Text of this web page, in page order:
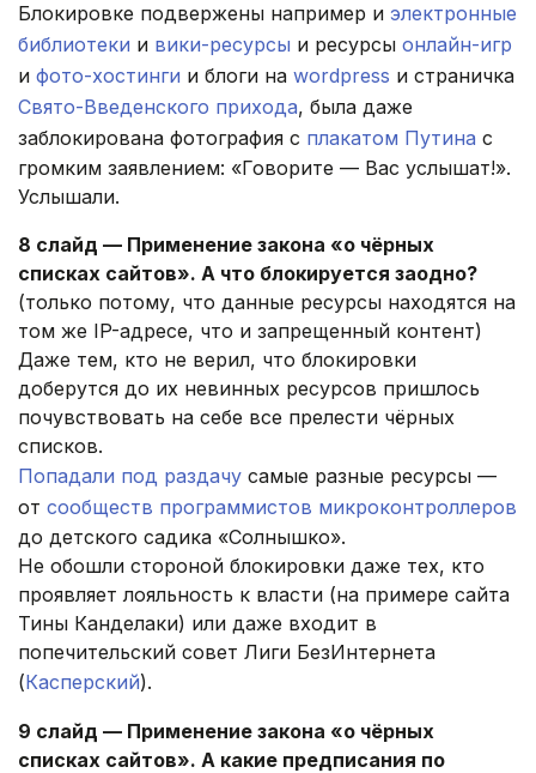
Блокировке подвержены например и электронные
библиотеки и вики-ресурсы и ресурсы онлайн-игр
и фото-хостинги и блоги на wordpress и страничка
Свято-Введенского прихода, была даже
заблокирована фотография с плакатом Путина с
громким заявлением: «Говорите — Вас услышат!».
Услышали.
8 слайд — Применение закона «о чёрных
списках сайтов». А что блокируется заодно?
(только потому, что данные ресурсы находятся на
том же IP-адресе, что и запрещенный контент)
Даже тем, кто не верил, что блокировки
доберутся до их невинных ресурсов пришлось
почувствовать на себе все прелести чёрных
списков.
Попадали под раздачу самые разные ресурсы —
от сообществ программистов микроконтроллеров
до детского садика «Солнышко».
Не обошли стороной блокировки даже тех, кто
проявляет лояльность к власти (на примере сайта
Тины Канделаки) или даже входит в
попечительский совет Лиги БезИнтернета
(Касперский).
9 слайд — Применение закона «о чёрных
списках сайтов». А какие предписания по